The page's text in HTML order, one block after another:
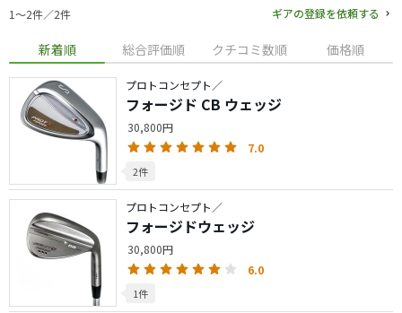
1〜2件／2件
ギアの登録を依頼する
新着順 総合評価順 クチコミ数順 価格順
プロトコンセプト／
フォージド CB ウェッジ
30,800円
7.0
2件
プロトコンセプト／
フォージドウェッジ
30,800円
6.0
1件